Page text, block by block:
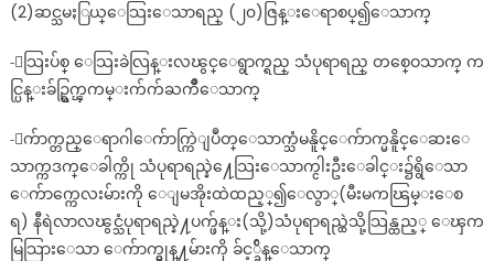
(2)ဆင္သမႏြယ္ေသြးေသာရည္ (၂၀)ဇြန္းေရာစပ္၍ေသာက္
-ေသြးပ်စ္ ေသြးခဲလြန္းလၽွင္ေရွာက္ရည္ သံပုရာရည္ တစ္ဝေသာက္ က
င္ပြန္းခ်ဥ္ရြက္ၾကမ္းက်က်ႀကိဳေသာက္
-ေက်ာက္တည္ေရာဂါေက်ာက္ကြဲျပဳတ္ေသာက္သံမနိူင္ေက်ာက္မနိူင္ေဆးေ
သာက္ကဒက္ေခါက္ကို သံပုရာရည္နဲ႔ေသြးေသာက္ငါးဦးေခါင္း၌ရွိေသာ
ေက်ာက္ကေလးမ်ားကို ေျမအိုးထဲထည့္၍ေလွာ္(မီးမကၽြမ္းေစ
ရ) နီရဲလာလၽွင္သံပုရာရည္နဲ႔ပက္ဖ်န္း(သို့)သံပုရာရည္ထဲသို့သြန္ထည့္ ေၾက
မြသြားေသာ ေက်ာက္မွုန္႔မ်ားကို ခ်င့္ခ်ိန္ေသာက္